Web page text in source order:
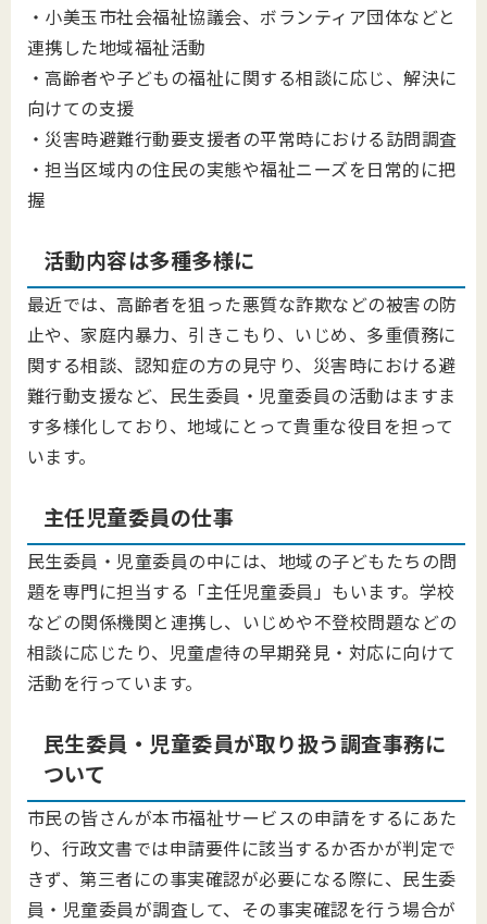
・小美玉市社会福祉協議会、ボランティア団体などと
連携した地域福祉活動
・高齢者や子どもの福祉に関する相談に応じ、解決に
向けての支援
・災害時避難行動要支援者の平常時における訪問調査
・担当区域内の住民の実態や福祉ニーズを日常的に把
握
活動内容は多種多様に
最近では、高齢者を狙った悪質な詐欺などの被害の防
止や、家庭内暴力、引きこもり、いじめ、多重債務に
関する相談、認知症の方の見守り、災害時における避
難行動支援など、民生委員・児童委員の活動はますま
す多様化しており、地域にとって貴重な役目を担って
います。
主任児童委員の仕事
民生委員・児童委員の中には、地域の子どもたちの問
題を専門に担当する「主任児童委員」もいます。学校
などの関係機関と連携し、いじめや不登校問題などの
相談に応じたり、児童虐待の早期発見・対応に向けて
活動を行っています。
民生委員・児童委員が取り扱う調査事務に
ついて
市民の皆さんが本市福祉サービスの申請をするにあた
り、行政文書では申請要件に該当するか否かが判定で
きず、第三者にの事実確認が必要になる際に、民生委
員・児童委員が調査して、その事実確認を行う場合が